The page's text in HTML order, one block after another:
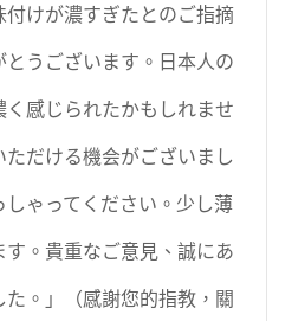
けが濃すぎたとのご指摘
うございます。日本人の
感じられたかもしれませ
だける機会がございまし
ゃってください。少し薄
。貴重なご意見、誠にあ
た。」（感謝您的指教，關